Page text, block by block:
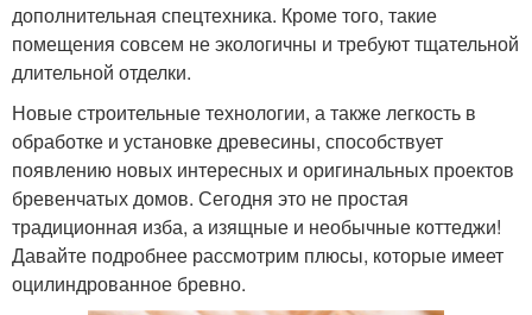
дополнительная спецтехника. Кроме того, такие
помещения совсем не экологичны и требуют тщательной
длительной отделки.
Новые строительные технологии, а также легкость в
обработке и установке древесины, способствует
появлению новых интересных и оригинальных проектов
бревенчатых домов. Сегодня это не простая
традиционная изба, а изящные и необычные коттеджи!
Давайте подробнее рассмотрим плюсы, которые имеет
оцилиндрованное бревно.